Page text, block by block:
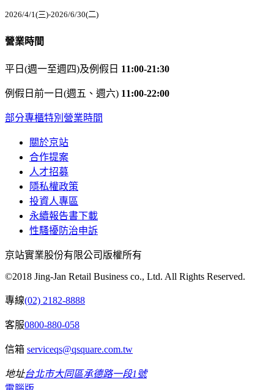
2026/4/1(三)-2026/6/30(二)
營業時間
平日(週一至週四)及例假日 11:00-21:30
例假日前一日(週五、週六) 11:00-22:00
部分專櫃特別營業時間
關於京站
合作提案
人才招募
隱私權政策
投資人專區
永續報告書下載
性騷擾防治申訴
京站實業股份有限公司版權所有
©2018 Jing-Jan Retail Business co., Ltd. All Rights Reserved.
專線(02) 2182-8888
客服0800-880-058
信箱 serviceqs@qsquare.com.tw
地址台北市大同區承德路一段1號